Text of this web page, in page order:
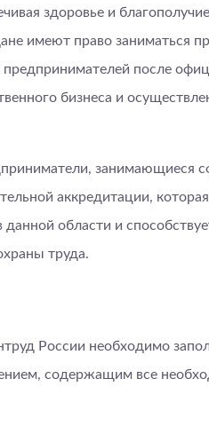
здоровье и
имеют право заниматься
после
бизнеса и
занимающиеся
аккредитации,
данной области и
труда.
России необходимо
содержащим все